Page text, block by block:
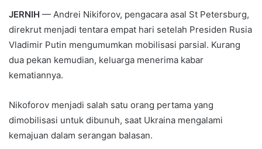
JERNIH — Andrei Nikiforov, pengacara asal St Petersburg,
direkrut menjadi tentara empat hari setelah Presiden Rusia
Vladimir Putin mengumumkan mobilisasi parsial. Kurang
dua pekan kemudian, keluarga menerima kabar
kematiannya.
Nikoforov menjadi salah satu orang pertama yang
dimobilisasi untuk dibunuh, saat Ukraina mengalami
kemajuan dalam serangan balasan.